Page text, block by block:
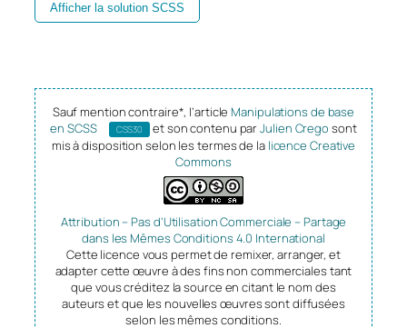
Afficher la solution SCSS
Sauf mention contraire*, l’articleManipulations de base
en SCSS
CSS30 et son contenu parJulien Crego sont
mis à disposition selon les termes de la licence Creative
Commons
Attribution – Pas d’Utilisation Commerciale – Partage
dans les Mêmes Conditions 4.0 International
Cette licence vous permet de remixer, arranger, et
adapter cette œuvre à des fins non commerciales tant
que vous créditez la source en citant le nom des
auteurs et que les nouvelles œuvres sont diffusées
selon les mêmes conditions.